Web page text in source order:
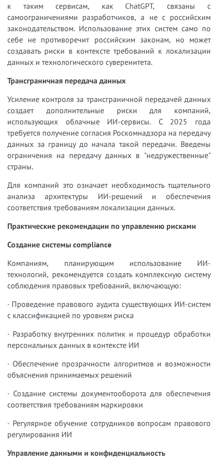
к таким сервисам, как ChatGPT, связаны с
самоограничениями разработчиков, а не с российским
законодательством. Использование этих систем само по
себе не противоречит российским законам, но может
создавать риски в контексте требований к локализации
данных и технологического суверенитета.
Трансграничная передача данных
Усиление контроля за трансграничной передачей данных
создает дополнительные риски для компаний,
использующих облачные ИИ-сервисы. С 2025 года
требуется получение согласия Роскомнадзора на передачу
данных за границу до начала такой передачи. Введены
ограничения на передачу данных в "недружественные"
страны.
Для компаний это означает необходимость тщательного
анализа архитектуры ИИ-решений и обеспечения
соответствия требованиям локализации данных.
Практические рекомендации по управлению рисками
Создание системы compliance
Компаниям, планирующим использование ИИ-
технологий, рекомендуется создать комплексную систему
соблюдения правовых требований, включающую:
· Проведение правового аудита существующих ИИ-систем
с классификацией по уровням риска
· Разработку внутренних политик и процедур обработки
персональных данных в контексте ИИ
· Обеспечение прозрачности алгоритмов и возможности
объяснения принимаемых решений
· Создание системы документооборота для обеспечения
соответствия требованиям маркировки
· Регулярное обучение сотрудников вопросам правового
регулирования ИИ
Управление данными и конфиденциальность